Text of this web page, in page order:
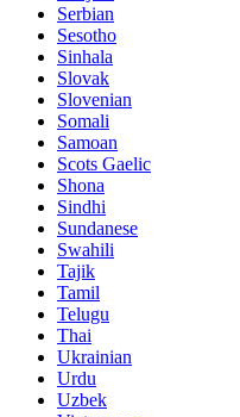
Serbian
Sesotho
Sinhala
Slovak
Slovenian
Somali
Samoan
Scots Gaelic
Shona
Sindhi
Sundanese
Swahili
Tajik
Tamil
Telugu
Thai
Ukrainian
Urdu
Uzbek